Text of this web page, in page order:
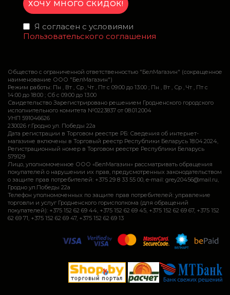
Я согласен с условиями
Пользовательского соглашения
Общество с ограниченной ответственностью "БелМагазин" (сокращенное
наименование ООО "БелМагазин")
Режим работы: Пн , Вт , Ср , Чт , Пт c 09:00 до 13:00 ; Пн , Вт , Ср , Чт , Пт c
14:00 до 18:00 ; Сб c 09:00 до 13:00
Свидетельство Зарегистрировано решением Гродненского городского
исполнительного комитета №0223837 от 08.01.2004
УНП 591046626
230026 г.Гродно ул. Победы 22а
Дата регистрации в Торговом реестре РБ: Сведения об интернет-
магазине включены в Торговый реестр Республики Беларусь 18.04.2024,
Регистрационный номер в Торговом реестре Республики Беларусь
579129
Лицо, уполномоченное ООО «БелМагазин» рассматривать обращения
покупателей о нарушении их прав, предусмотренных законодательством
о защите прав потребителей: +375 29 8 33 55 00, e-mail: grey20456@mail.ru,
Гродно ул.Победы 22а
Телефон уполномоченных по защите прав потребителей: управление
торговли и услуг Гродненского горисполкома (для обращений
покупателей): +375 152 62 69 44, +375 152 62 69 45, +375 152 62 69 67, +375 152
62 69 71, +375 152 62 69 47, +375 152 62 69 13